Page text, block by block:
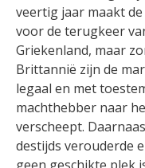
veertig jaar maakt
voor de terugkeer
Griekenland, maar
Brittannië zijn de
legaal en met
machthebber naar
verscheept.
destijds verouderde